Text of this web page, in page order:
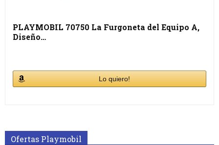
PLAYMOBIL 70750 La Furgoneta del Equipo A,
Diseño…
Lo quiero!
Ofertas Playmobil